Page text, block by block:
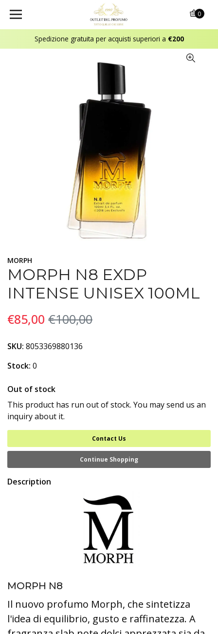
Spedizione gratuita per acquisti superiori a €200
0
MORPH
MORPH N8 EXDP
INTENSE UNISEX 100ML
€85,00 €100,00
SKU: 8053369880136
Stock: 0
Out of stock
This product has run out of stock. You may send us an
inquiry about it.
Contact Us
Continue Shopping
Description
MORPH N8
Il nuovo profumo Morph, che sintetizza
l'idea di equilibrio, gusto e raffinatezza. A